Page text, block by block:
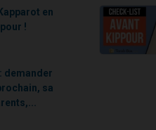
en
!
demander
sa